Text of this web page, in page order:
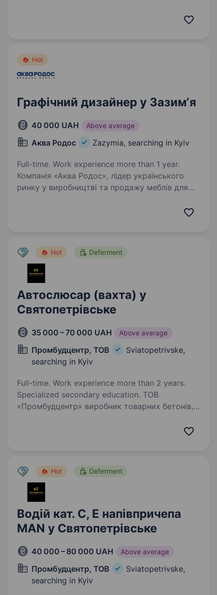
Hot
Графічний дизайнер у Зазимʼя
40 000 UAH Above average
Аква Родос Zazymia, searching in Kyiv
Full-time. Work experience more than 1 year.
Компанія «Аква Родос», лідер українського
ринку у виробництві та продажу меблів для
Hot Deferment
Автослюсар (вахта) у
Святопетрівське
35 000 – 70 000 UAH Above average
Промбудцентр, ТОВ
Sviatopetrivske,
searching in Kyiv
Full-time. Work experience more than 2 years.
Specialized secondary education. ТОВ
«Промбудцентр» виробник товарних бетонів,
на постійну роботу автослюсаря на вахтовий
за фахом не менше…
Hot Deferment
Водій кат. С, Е напівпричепа
MAN у Святопетрівське
40 000 – 80 000 UAH Above average
Промбудцентр, ТОВ
Sviatopetrivske,
searching in Kyiv